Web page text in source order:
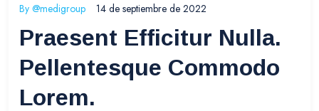
By @medigroup 14 de septiembre de 2022
Praesent Efficitur Nulla.
Pellentesque Commodo
Lorem.